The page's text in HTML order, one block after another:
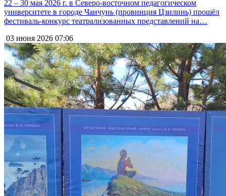
22 – 30 мая 2026 г. в Северо-восточном педагогическом
университете в городе Чанчунь (провинция Цзилинь) прошёл
фестиваль-конкурс театрализованных представлений на…
03 июня 2026 07:06